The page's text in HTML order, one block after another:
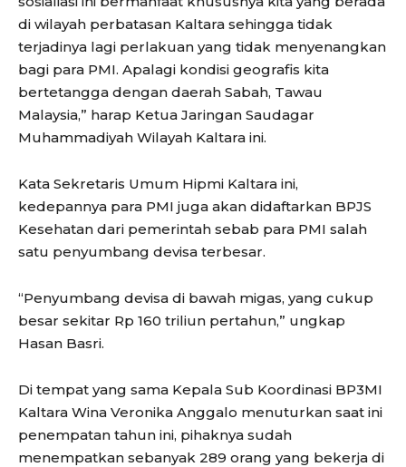
di wilayah perbatasan Kaltara sehingga tidak
terjadinya lagi perlakuan yang tidak menyenangkan
bagi para PMI. Apalagi kondisi geografis kita
bertetangga dengan daerah Sabah, Tawau
Malaysia,” harap Ketua Jaringan Saudagar
Muhammadiyah Wilayah Kaltara ini.
Kata Sekretaris Umum Hipmi Kaltara ini,
kedepannya para PMI juga akan didaftarkan BPJS
Kesehatan dari pemerintah sebab para PMI salah
satu penyumbang devisa terbesar.
“Penyumbang devisa di bawah migas, yang cukup
besar sekitar Rp 160 triliun pertahun,” ungkap
Hasan Basri.
Di tempat yang sama Kepala Sub Koordinasi BP3MI
Kaltara Wina Veronika Anggalo menuturkan saat ini
penempatan tahun ini, pihaknya sudah
menempatkan sebanyak 289 orang yang bekerja di